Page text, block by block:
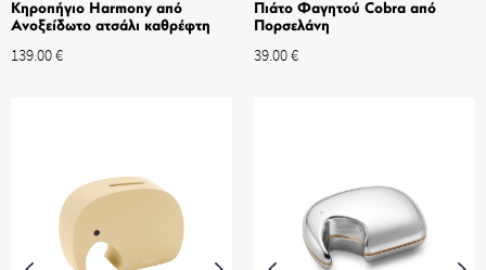
Κηροπήγιο Harmony από
Ανοξείδωτο ατσάλι καθρέφτη
139.00€
Πιάτο Φαγητού Cobra από
Πορσελάνη
39.00€